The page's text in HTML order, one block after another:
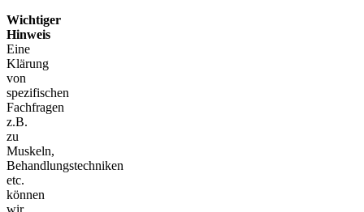
Wichtiger
Hinweis
Eine
Klärung
von
spezifischen
Fachfragen
z.B.
zu
Muskeln,
Behandlungstechniken
etc.
können
wir